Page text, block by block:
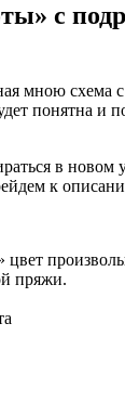
с
мною схема
понятна и
в новом
к
пряжи.